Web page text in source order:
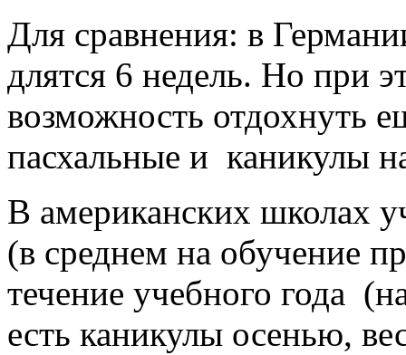
Для сравнения: в
длятся 6 недель. Но при
возможность отдохнуть
пасхальные и каникулы
В американских школах
(в среднем на обучение
течение учебного года
есть каникулы осенью,